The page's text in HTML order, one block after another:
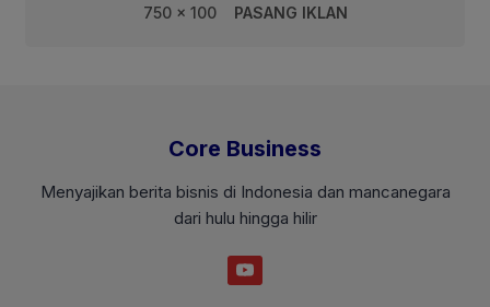
750 x 100 PASANG IKLAN
Core Business
Menyajikan berita bisnis di Indonesia dan mancanegara
dari hulu hingga hilir